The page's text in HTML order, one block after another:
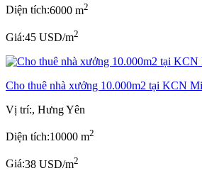
Diện tích:6000 m2
Giá:45 USD/m2
Cho thuê nhà xưởng 10.000m2 tại KCN
Vị trí:, Hưng Yên
Diện tích:10000 m2
Giá:38 USD/m2